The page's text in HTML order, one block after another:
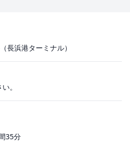
長浜港ターミナル）
。
35分